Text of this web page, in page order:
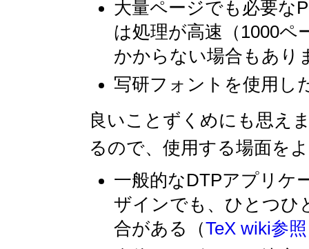
大量ページでも必要な
は処理が高速（1000ペ
かからない場合もあり
写研フォントを使用し
良いことずくめにも思え
るので、使用する場面を
一般的なDTPアプリケ
ザインでも、ひとつひ
合がある（TeX wiki参照